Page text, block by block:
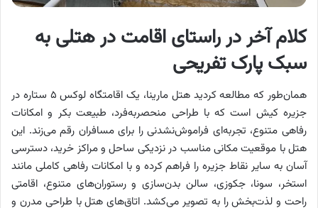
کلام آخر در راستای اقامت در هتلی به
سبک پارک تفریحی
همان‌طور که مطالعه کردید هتل مارینا، یک اقامتگاه لوکس ۵ ستاره در
جزیره کیش است که با طراحی منحصربه‌فرد، طبیعت بکر و امکانات
رفاهی متنوع، تجربه‌ای فراموش‌نشدنی را برای مسافران رقم می‌زند. این
هتل با موقعیت مکانی مناسب در نزدیکی ساحل و مراکز خرید، دسترسی
آسان به سایر نقاط جزیره را فراهم کرده و با امکانات رفاهی کاملی مانند
استخر، سونا، جکوزی، سالن بدن‌سازی و رستوران‌های متنوع، اقامتی
راحت و لذت‌بخش را به تصویر می‌کشد. اتاق‌های هتل با طراحی مدرن و